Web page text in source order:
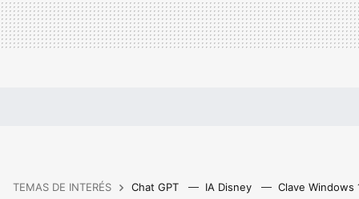
TEMAS DE INTERÉS Chat GPT IA Disney Clave Windows